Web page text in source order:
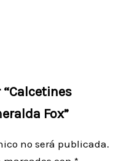
Fox”
no será publicada.